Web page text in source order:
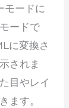
モードに
ードで
に変換さ
されま
目やレイ
ます。